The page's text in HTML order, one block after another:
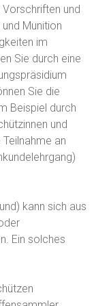
und
Munition
im
Sie durch eine
Sie die
Beispiel durch
und
an
kann sich aus
Ein solches